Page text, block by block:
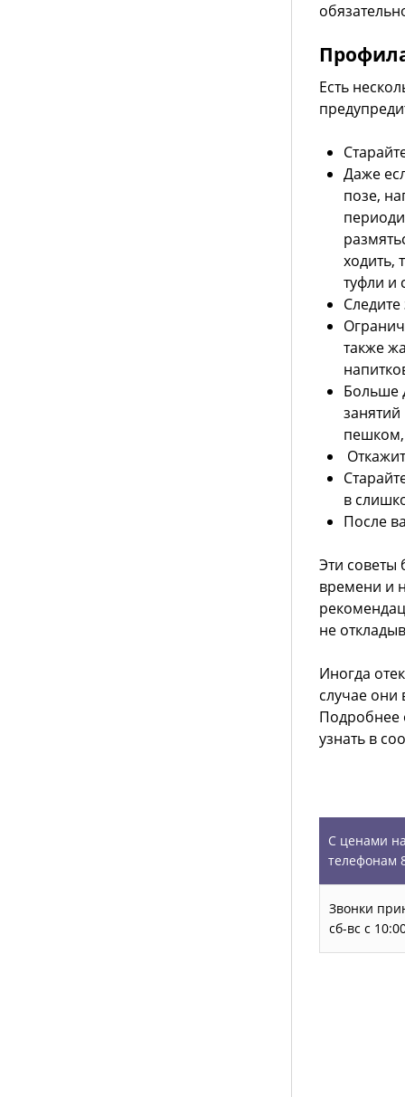
Есть
Даже
позе,
ходить,
туфли и
также
Больше
пешком,
в
После
Эти советы
времени и
не
Иногда
случае они
Подробнее
узнать в
С ценами
телефонам
Звонки
сб-вс с